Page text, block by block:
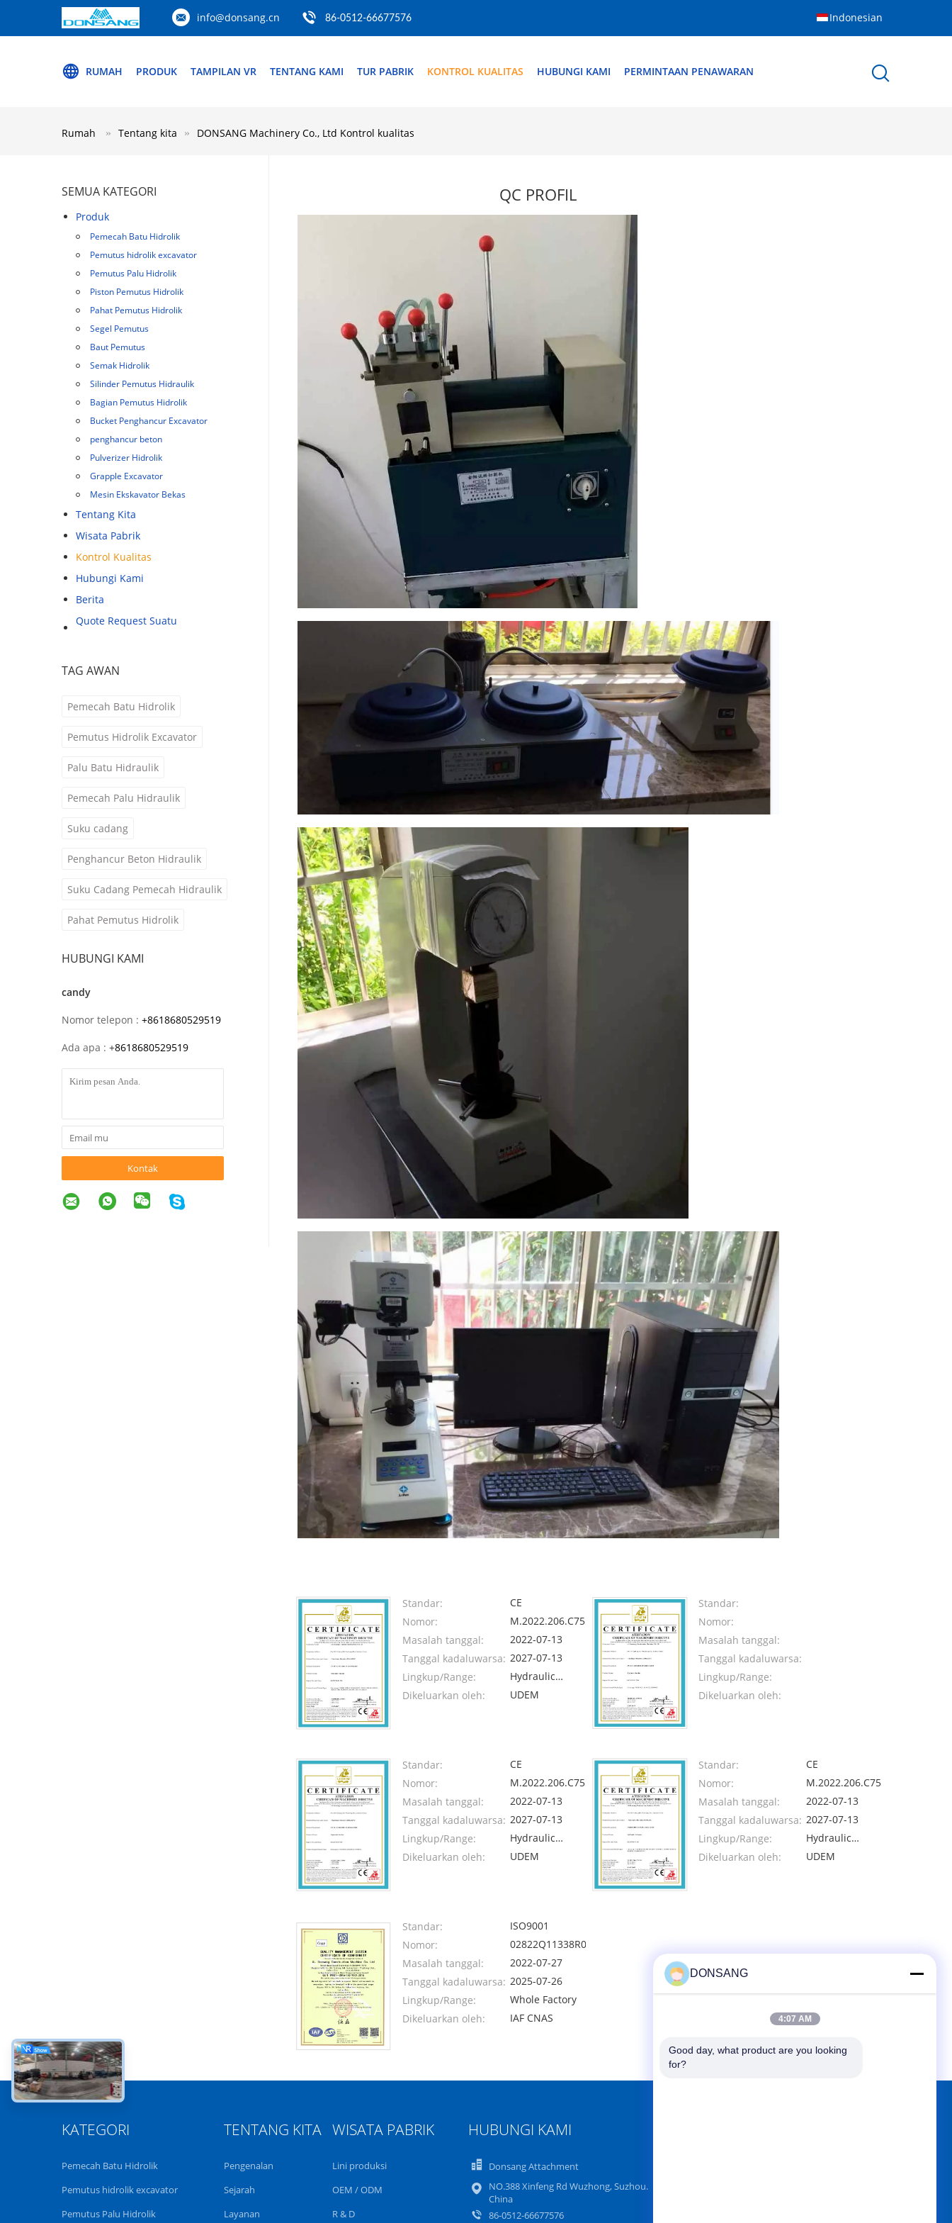
info@donsang.cn 86-0512-66677576 Indonesian
RUMAH PRODUK TAMPILAN VR TENTANG KAMI TUR PABRIK KONTROL KUALITAS HUBUNGI KAMI PERMINTAAN PENAWARAN
Rumah Tentang kita DONSANG Machinery Co., Ltd Kontrol kualitas
SEMUA KATEGORI
Produk
Pemecah Batu Hidrolik
Pemutus hidrolik excavator
Pemutus Palu Hidrolik
Piston Pemutus Hidrolik
Pahat Pemutus Hidrolik
Segel Pemutus
Baut Pemutus
Semak Hidrolik
Silinder Pemutus Hidraulik
Bagian Pemutus Hidrolik
Bucket Penghancur Excavator
penghancur beton
Pulverizer Hidrolik
Grapple Excavator
Mesin Ekskavator Bekas
Tentang Kita
Wisata Pabrik
Kontrol Kualitas
Hubungi Kami
Berita
Quote Request Suatu
TAG AWAN
Pemecah Batu Hidrolik
Pemutus Hidrolik Excavator
Palu Batu Hidraulik
Pemecah Palu Hidraulik
Suku cadang
Penghancur Beton Hidraulik
Suku Cadang Pemecah Hidraulik
Pahat Pemutus Hidrolik
HUBUNGI KAMI
candy
Nomor telepon : +8618680529519
Ada apa : +8618680529519
Kontak
QC PROFIL
Standar:
CE
Nomor:
M.2022.206.C75593
Masalah tanggal:
2022-07-13
Tanggal kadaluwarsa: 2027-07-13
Lingkup/Range:
Hydraulic
Breaker
Dikeluarkan oleh: UDEM
Standar:
Nomor:
Masalah tanggal:
Tanggal kadaluwarsa:
Lingkup/Range:
Dikeluarkan oleh:
Standar:
CE
Nomor:
M.2022.206.C75594
Masalah tanggal:
2022-07-13
Tanggal kadaluwarsa: 2027-07-13
Lingkup/Range:
Hydraulic
Bucket
Dikeluarkan oleh: UDEM
Standar:
CE
Nomor:
M.2022.206.C75596
Masalah tanggal:
2022-07-13
Tanggal kadaluwarsa: 2027-07-13
Lingkup/Range:
Hydraulic
Pulverizer
Dikeluarkan oleh: UDEM
Standar:
ISO9001
Nomor:
02822Q11338R0S
Masalah tanggal:
2022-07-27
Tanggal kadaluwarsa: 2025-07-26
Lingkup/Range:
Whole Factory
Dikeluarkan oleh:
IAF CNAS
KATEGORI
Pemecah Batu Hidrolik
Pemutus hidrolik excavator
Pemutus Palu Hidrolik
TENTANG KITA
Pengenalan
Sejarah
Layanan
WISATA PABRIK
Lini produksi
OEM / ODM
R & D
HUBUNGI KAMI
Donsang Attachment
NO.388 Xinfeng Rd Wuzhong, Suzhou.
China
86-0512-66677576
DONSANG
4:07 AM
Good day, what product are you looking
for?